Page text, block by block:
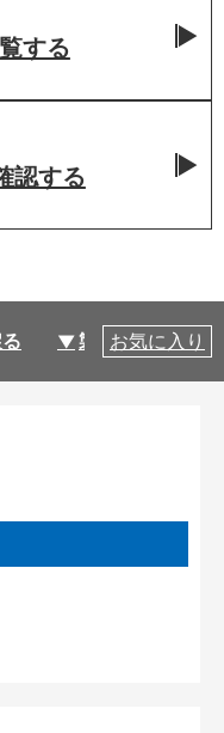
する
認する
製品仕様
お気に入り